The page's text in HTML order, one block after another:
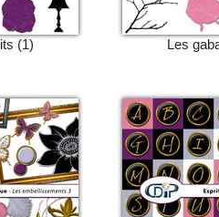
(1) Les